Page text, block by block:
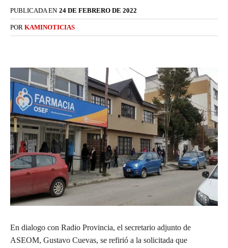
PUBLICADA EN 24 DE FEBRERO DE 2022
POR KAMINOTICIAS
En dialogo con Radio Provincia, el secretario adjunto de
ASEOM, Gustavo Cuevas, se refirió a la solicitada que